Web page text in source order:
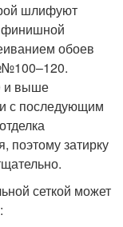
шлифуют
обоев
и выше
с последующим
поэтому затирку
сеткой может